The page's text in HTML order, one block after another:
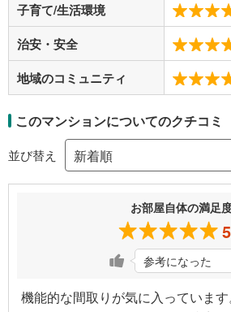
子育て/生活環境
治安・安全
地域のコミュニティ
このマンションについてのクチコミ
並び替え
お部屋自体の満足
参考になった
機能的な間取りが気に入っていま